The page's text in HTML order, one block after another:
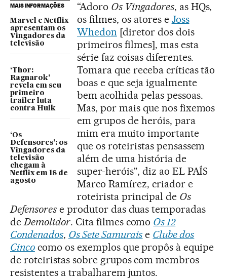
MAIS INFORMAÇÕES
Marvel e Netflix
apresentam os
Vingadores da
televisão
‘Thor:
Ragnarok’
revela em seu
primeiro
trailer luta
contra Hulk
‘Os
Defensores’: os
Vingadores da
televisão
chegam à
Netflix em 18 de
agosto
“Adoro Os Vingadores, as HQs,
os filmes, os atores e Joss
Whedon [diretor dos dois
primeiros filmes], mas esta
série faz coisas diferentes.
Tomara que receba críticas tão
boas e que seja igualmente
bem acolhida pelas pessoas.
Mas, por mais que nos fixemos
em grupos de heróis, para
mim era muito importante
que os roteiristas pensassem
além de uma história de
super-heróis", diz ao EL PAÍS
Marco Ramírez, criador e
roteirista principal de Os
Defensorese produtor das duas temporadas
deDemolidor. Cita filmes como Os 12
Condenados, Os Sete Samurais e Clube dos
Cincocomo os exemplos que propôs à equipe
de roteiristas sobre grupos com membros
resistentes a trabalharem juntos.